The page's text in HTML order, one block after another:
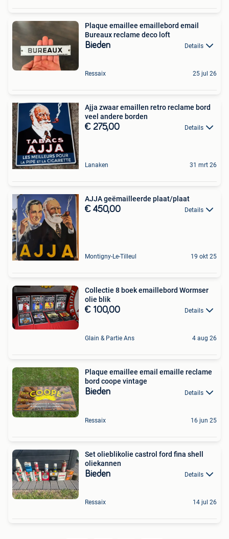
Plaque emaillee emaillebord email
Bureaux reclame deco loft
Bieden Details
Ressaix 25 jul 26
Ajja zwaar emaillen retro reclame bord
veel andere borden
€ 275,00 Details
Lanaken 31 mrt 26
AJJA geëmailleerde plaat/plaat
€ 450,00 Details
Montigny-Le-Tilleul 19 okt 25
Collectie 8 boek emaillebord Wormser
olie blik
€ 100,00 Details
Glain & Partie Ans 4 aug 26
Plaque emaillee email emaille reclame
bord coope vintage
Bieden Details
Ressaix 16 jun 25
Set olieblikolie castrol ford fina shell
oliekannen
Bieden Details
Ressaix 14 jul 26